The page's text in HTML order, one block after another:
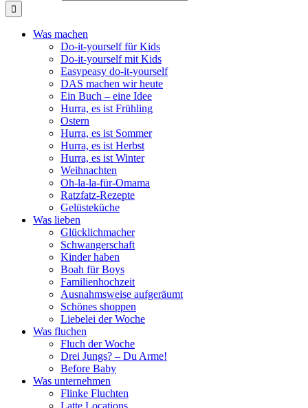
Was machen
Do-it-yourself für Kids
Do-it-yourself mit Kids
Easypeasy do-it-yourself
DAS machen wir heute
Ein Buch – eine Idee
Hurra, es ist Frühling
Ostern
Hurra, es ist Sommer
Hurra, es ist Herbst
Hurra, es ist Winter
Weihnachten
Oh-la-la-für-Omama
Ratzfatz-Rezepte
Gelüsteküche
Was lieben
Glücklichmacher
Schwangerschaft
Kinder haben
Boah für Boys
Familienhochzeit
Ausnahmsweise aufgeräumt
Schönes shoppen
Liebelei der Woche
Was fluchen
Fluch der Woche
Drei Jungs? – Du Arme!
Before Baby
Was unternehmen
Flinke Fluchten
Latte Locations